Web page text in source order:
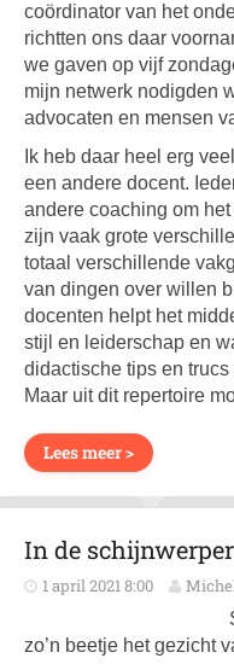
coördinator van het
richtten ons daar
we gaven op vijf
mijn netwerk nodigden
advocaten en mensen
Ik heb daar heel erg
een andere docent.
andere coaching om
zijn vaak grote
totaal verschillende
van dingen over willen
docenten helpt het
stijl en leiderschap en
didactische tips en
Maar uit dit repertoire
Lees meer >
In de
1 april 2021 8:00
zo’n beetje het gezicht